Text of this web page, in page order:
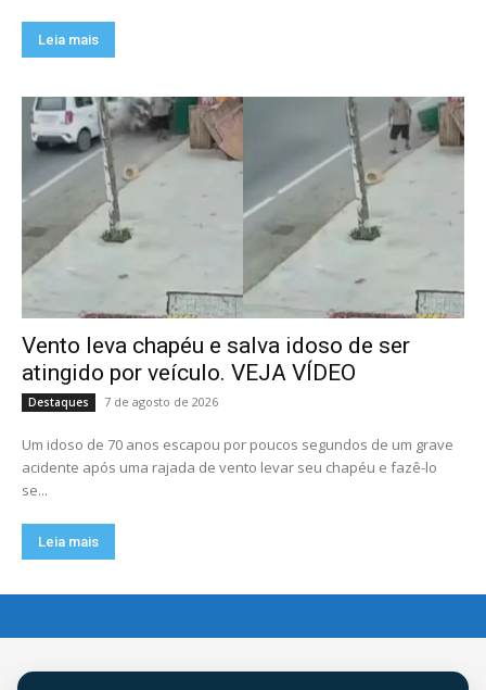
Leia mais
Vento leva chapéu e salva idoso de ser
atingido por veículo. VEJA VÍDEO
Destaques 7 de agosto de 2026
Um idoso de 70 anos escapou por poucos segundos de um grave
acidente após uma rajada de vento levar seu chapéu e fazê-lo
se...
Leia mais